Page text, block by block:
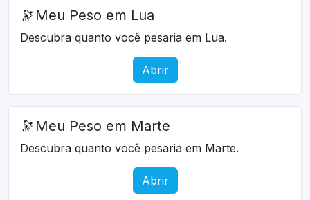
🔭 Meu Peso em Lua
Descubra quanto você pesaria em Lua.
Abrir
🔭 Meu Peso em Marte
Descubra quanto você pesaria em Marte.
Abrir